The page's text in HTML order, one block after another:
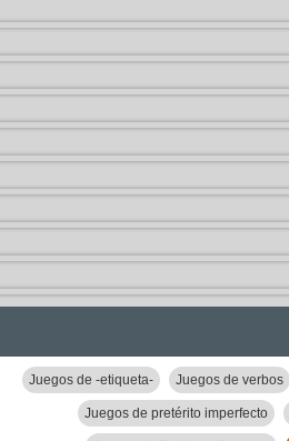
Juegos de -etiqueta- Juegos de verbos
Juegos de pretérito imperfecto